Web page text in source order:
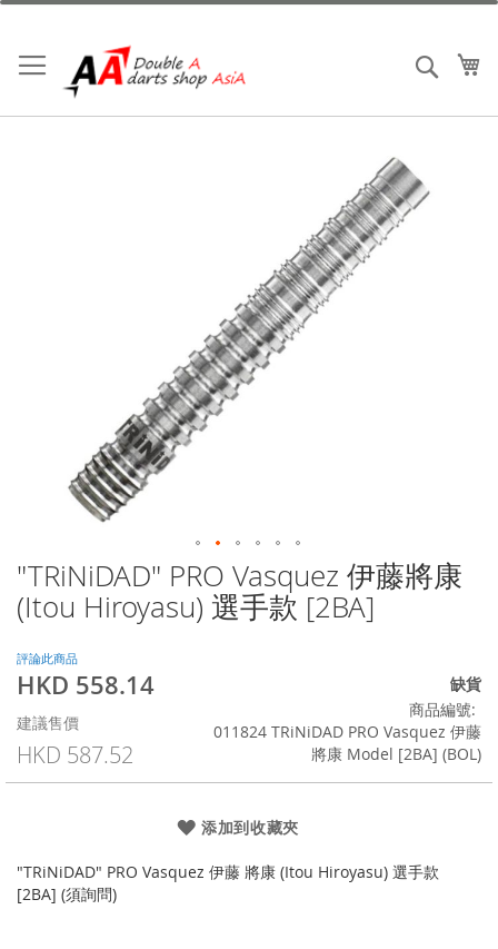
跳
內
容
搜索
"TRiNiDAD" PRO Vasquez 伊藤將康
(Itou Hiroyasu) 選手款 [2BA]
評論此商品
特
價
格
HKD 558.14
建議售價
HKD 587.52
缺貨
商品編號
011824 TRiNiDAD PRO Vasquez 伊藤
將康 Model [2BA] (BOL)
添加到收藏夾
"TRiNiDAD" PRO Vasquez 伊藤 將康 (Itou Hiroyasu) 選手款
[2BA] (須詢問)
Skip
to
the
of
the
gallery